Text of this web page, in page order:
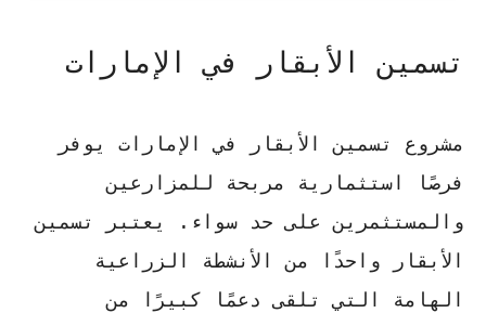
تسمين الأبقار في الإمارات
مشروع تسمين الأبقار
في الإمارات يوفر
فرصًا استثمارية مربحة للمزارعين
والمستثمرين على حد سواء. يعتبر
تسمين
الأبقار
واحدًا من الأنشطة الزراعية
الهامة التي تلقى دعمًا كبيرًا من